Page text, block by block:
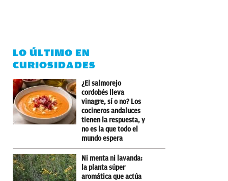
LO ÚLTIMO EN
CURIOSIDADES
¿El salmorejo
cordobés lleva
vinagre, sí o no? Los
cocineros andaluces
tienen la respuesta, y
no es la que todo el
mundo espera
Ni menta ni lavanda:
la planta súper
aromática que actúa